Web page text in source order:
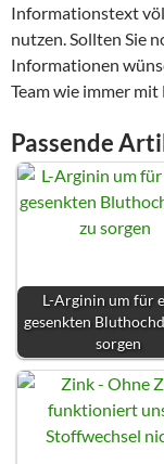
Informationstext
nutzen. Sollten Sie
Informationen
Team wie immer mit
Passende
L-Arginin um für
gesenkten
sorgen